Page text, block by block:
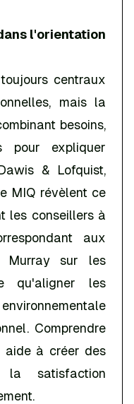
l'orientation
centraux
mais la
besoins,
pour expliquer
& Lofquist,
MIQ révèlent ce
les conseillers à
aux
Murray sur les
qu'aligner les
Comprendre
aide à créer des
satisfaction